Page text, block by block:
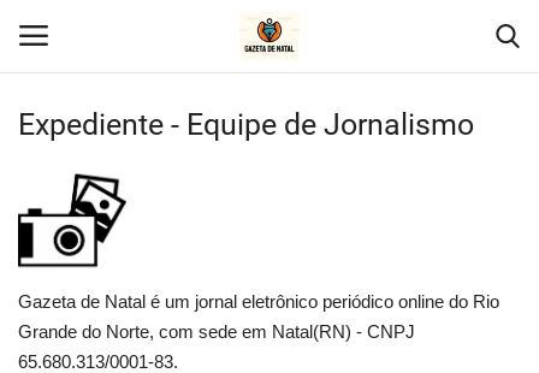
Geral
Expediente - Equipe de Jornalismo
Gazeta de Natal é um jornal eletrônico periódico online do Rio
Grande do Norte, com sede em Natal(RN) - CNPJ
65.680.313/0001-83.